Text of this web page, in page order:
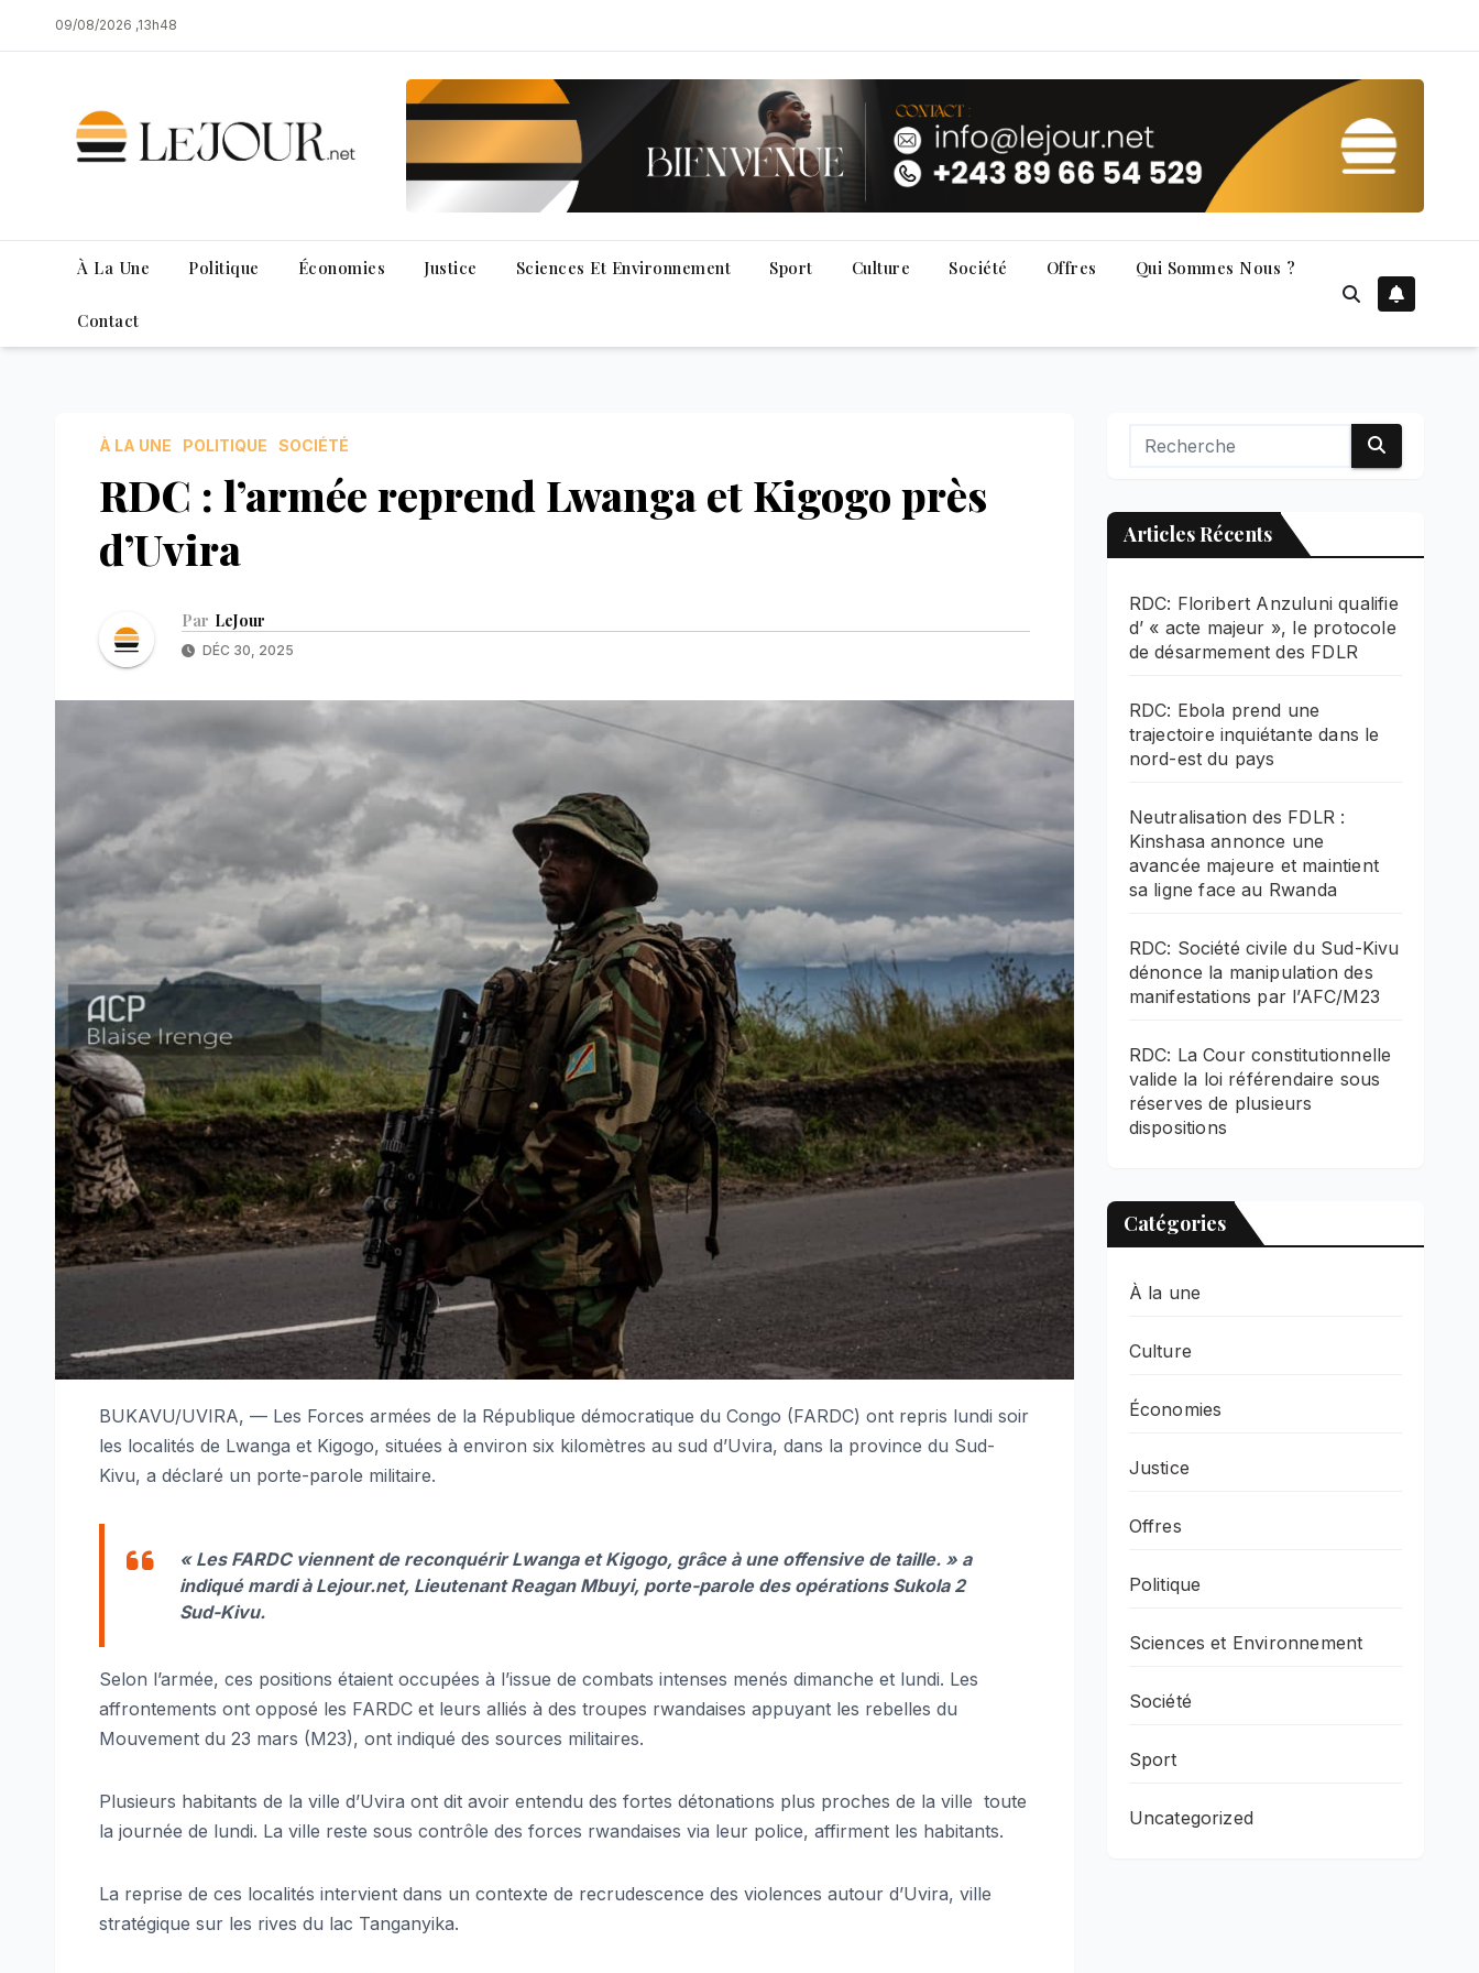
to
09/08/2026 ,13h48
À La Une Politique Économies Justice Sciences Et Environnement Sport Culture Société Offres Qui Sommes Nous ?
Contact
À LA UNE POLITIQUE SOCIÉTÉ
RDC : l’armée reprend Lwanga et Kigogo près
d’Uvira
Par LeJour
DÉC 30, 2025
BUKAVU/UVIRA, — Les Forces armées de la République démocratique du Congo (FARDC) ont repris lundi soir
les localités de Lwanga et Kigogo, situées à environ six kilomètres au sud d’Uvira, dans la province du Sud-
Kivu, a déclaré un porte-parole militaire.
« Les FARDC viennent de reconquérir Lwanga et Kigogo, grâce à une offensive de taille. » a
indiqué mardi à Lejour.net, Lieutenant Reagan Mbuyi, porte-parole des opérations Sukola 2
Sud-Kivu.
Selon l’armée, ces positions étaient occupées à l’issue de combats intenses menés dimanche et lundi. Les
affrontements ont opposé les FARDC et leurs alliés à des troupes rwandaises appuyant les rebelles du
Mouvement du 23 mars (M23), ont indiqué des sources militaires.
Plusieurs habitants de la ville d’Uvira ont dit avoir entendu des fortes détonations plus proches de la ville toute
la journée de lundi. La ville reste sous contrôle des forces rwandaises via leur police, affirment les habitants.
La reprise de ces localités intervient dans un contexte de recrudescence des violences autour d’Uvira, ville
stratégique sur les rives du lac Tanganyika.
Articles Récents
RDC: Floribert Anzuluni qualifie
d’ « acte majeur », le protocole
de désarmement des FDLR
RDC: Ebola prend une
trajectoire inquiétante dans le
nord-est du pays
Neutralisation des FDLR :
Kinshasa annonce une
avancée majeure et maintient
sa ligne face au Rwanda
RDC: Société civile du Sud-Kivu
dénonce la manipulation des
manifestations par l’AFC/M23
RDC: La Cour constitutionnelle
valide la loi référendaire sous
réserves de plusieurs
dispositions
Catégories
À la une
Culture
Économies
Justice
Offres
Politique
Sciences et Environnement
Société
Sport
Uncategorized